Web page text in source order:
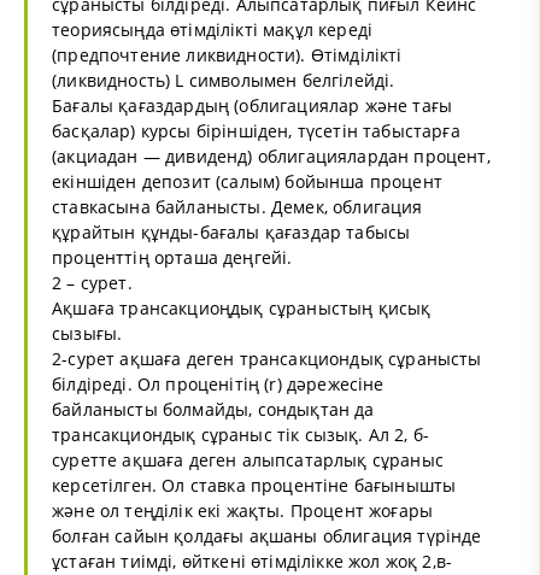
сұранысты білдіреді. Алыпсатарлық пиғыл Кейнс
теориясыңда өтімділікті мақұл кереді
(предпочтение ликвидности). Өтімділікті
(ликвидность) L символымен белгілейді.
Бағалы қағаздардың (облигациялар және тағы
басқалар) курсы біріншіден, түсетін табыстарға
(акциадан — дивиденд) облигациялардан процент,
екіншіден депозит (салым) бойынша процент
ставкасына байланысты. Демек, облигация
құрайтын құнды-бағалы қағаздар табысы
проценттің орташа деңгейі.
2 – сурет.
Ақшаға трансакциоңдық сұраныстың қисық
сызығы.
2-сурет ақшаға деген трансакциондық сұранысты
білдіреді. Ол проценітің (r) дәрежесіне
байланысты болмайды, сондықтан да
трансакциондық сұраныс тік сызық. Ал 2, б-
суретте ақшаға деген алыпсатарлық сұраныс
керсетілген. Ол ставка процентіне бағынышты
және ол теңділік екі жақты. Процент жоғары
болған сайын қолдағы ақшаны облигация түрінде
ұстаған тиімді, өйткені өтімділікке жол жоқ 2,в-